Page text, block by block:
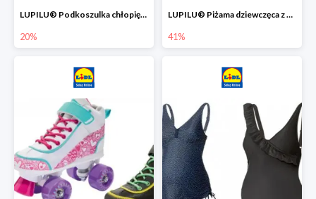
LUPILU® Podkoszulka chłopięca z bawełny -20%
20%
LUPILU® Piżama dziewczęca z bawełny -41%
41%